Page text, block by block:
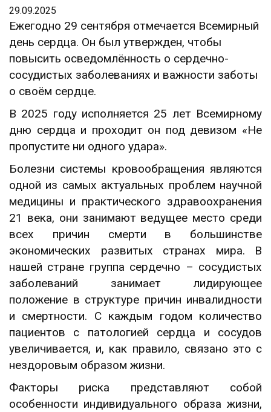
29.09.2025
Ежегодно 29 сентября отмечается Всемирный
день сердца. Он был утвержден, чтобы
повысить осведомлённость о сердечно-
сосудистых заболеваниях и важности заботы
о своём сердце.
В 2025 году исполняется 25 лет Всемирному
дню сердца и проходит он под девизом «Не
пропустите ни одного удара».
Болезни системы кровообращения являются
одной из самых актуальных проблем научной
медицины и практического здравоохранения
21 века, они занимают ведущее место среди
всех причин смерти в большинстве
экономических развитых странах мира. В
нашей стране группа сердечно – сосудистых
заболеваний занимает лидирующее
положение в структуре причин инвалидности
и смертности. С каждым годом количество
пациентов с патологией сердца и сосудов
увеличивается, и, как правило, связано это с
нездоровым образом жизни.
Факторы риска представляют собой
особенности индивидуального образа жизни,